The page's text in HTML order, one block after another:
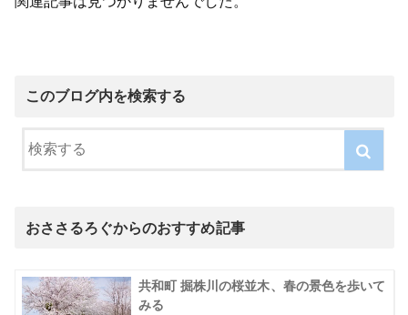
このブログ内を検索する
おささるろぐからのおすすめ記事
共和町 掘株川の桜並木、春の景色を歩いて
みる